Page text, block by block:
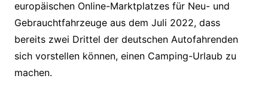
europäischen Online-Marktplatzes für Neu- und
Gebrauchtfahrzeuge aus dem Juli 2022, dass
bereits zwei Drittel der deutschen Autofahrenden
sich vorstellen können, einen Camping-Urlaub zu
machen.